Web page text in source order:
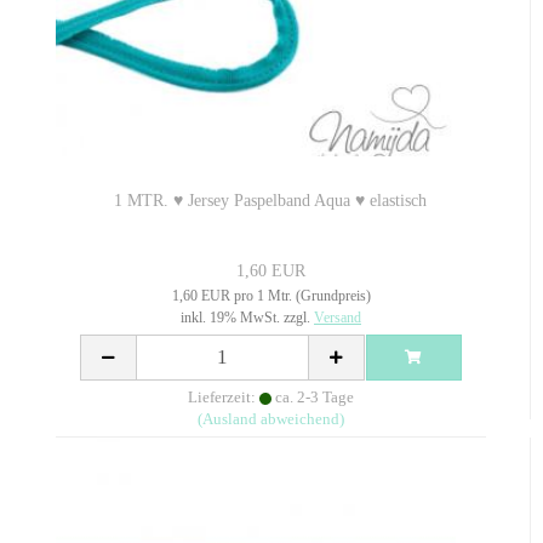
1 MTR. ♥ Jersey Paspelband Aqua ♥ elastisch
1,60 EUR
1,60 EUR pro 1 Mtr. (Grundpreis)
inkl. 19% MwSt. zzgl. Versand
Lieferzeit:
ca. 2-3 Tage
(Ausland abweichend)